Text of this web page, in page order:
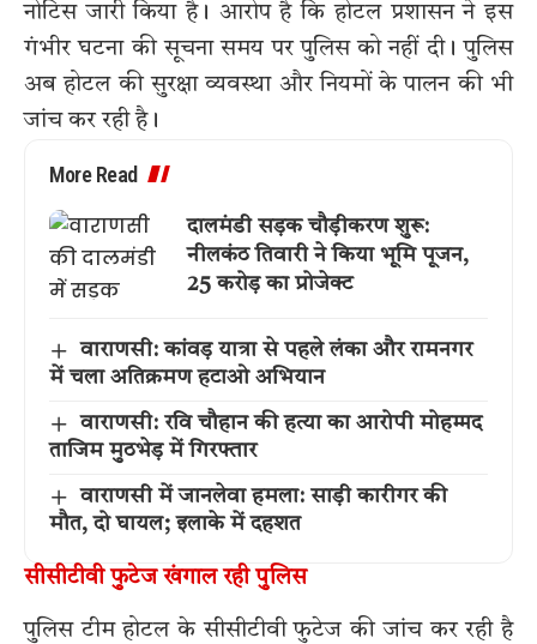
नोटिस जारी किया है। आरोप है कि होटल प्रशासन ने इस
गंभीर घटना की सूचना समय पर पुलिस को नहीं दी। पुलिस
अब होटल की सुरक्षा व्यवस्था और नियमों के पालन की भी
जांच कर रही है।
More Read
दालमंडी सड़क चौड़ीकरण शुरू:
नीलकंठ तिवारी ने किया भूमि पूजन,
25 करोड़ का प्रोजेक्ट
वाराणसी: कांवड़ यात्रा से पहले लंका और रामनगर
में चला अतिक्रमण हटाओ अभियान
वाराणसी: रवि चौहान की हत्या का आरोपी मोहम्मद
ताजिम मुठभेड़ में गिरफ्तार
वाराणसी में जानलेवा हमला: साड़ी कारीगर की
मौत, दो घायल; इलाके में दहशत
सीसीटीवी फुटेज खंगाल रही पुलिस
पुलिस टीम होटल के सीसीटीवी फुटेज की जांच कर रही है